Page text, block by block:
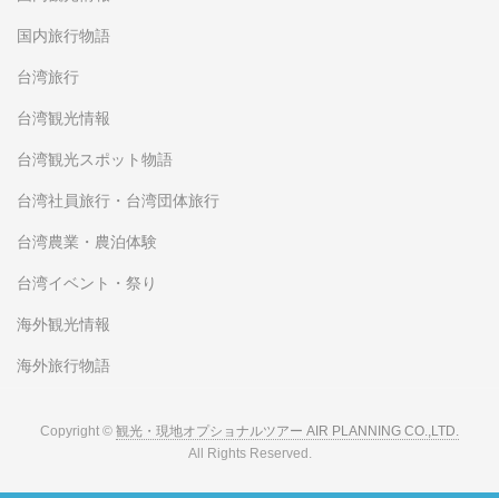
国内旅行物語
台湾旅行
台湾観光情報
台湾観光スポット物語
台湾社員旅行・台湾団体旅行
台湾農業・農泊体験
台湾イベント・祭り
海外観光情報
海外旅行物語
Copyright © 観光・現地オプショナルツアー AIR PLANNING CO.,LTD.
All Rights Reserved.